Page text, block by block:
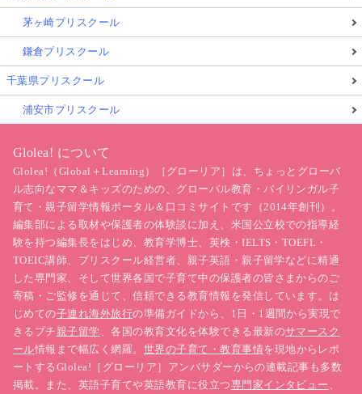
茅ヶ崎プリスクール
鎌倉プリスクール
千葉県プリスクール
浦安市プリスクール
Glolea! について
Glolea!（Global＋Learning）［グローリア］は、ちょっとグローバ
ル志向なママ＆キッズのための、グローバル教育・バイリンガル子
育て・親子留学情報ポータル＆口コミサイトです（2014年創刊）。
編集部による取材や保護者の体験談に加え、米国公立校での指導経
験を持つ編集長をはじめ、教育学博士、英検・IELTS・TOEFL・
TOEIC講師、プリスクール経営者、親子英語・親子留学などに精通
した専門家、そして世界各国で子育て中の保護者の皆さまからのご
寄稿・ご監修を通じて、信頼できる教育情報を発信しています。は
じめての子連れ海外旅行の準備ガイドから、1日・1週間から実現で
きるプチ親子留学、各国の教育文化を体験できる最新のサマースク
ール情報まで幅広く網羅。 世界の子育て・教育事情を現地からレポ
ートするGlolea!［グローリア］アンバサダーからの連載記事も多数
掲載。また、英語子育てや英語教育に役立つ専門家インタビュー 、